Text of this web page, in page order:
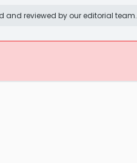
and reviewed by our editorial team.